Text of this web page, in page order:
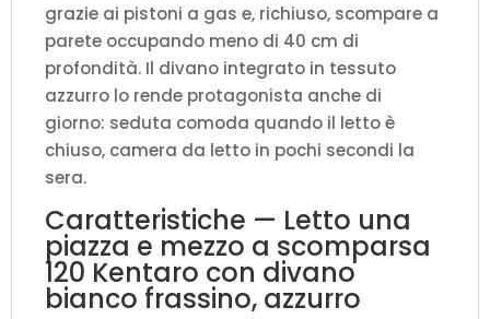
(aperto
P.215
quantità
grazie ai pistoni a gas e, richiuso, scompare a
parete occupando meno di 40 cm di
profondità. Il divano integrato in tessuto
azzurro lo rende protagonista anche di
giorno: seduta comoda quando il letto è
chiuso, camera da letto in pochi secondi la
sera.
Caratteristiche — Letto una
piazza e mezzo a scomparsa
120 Kentaro con divano
bianco frassino, azzurro